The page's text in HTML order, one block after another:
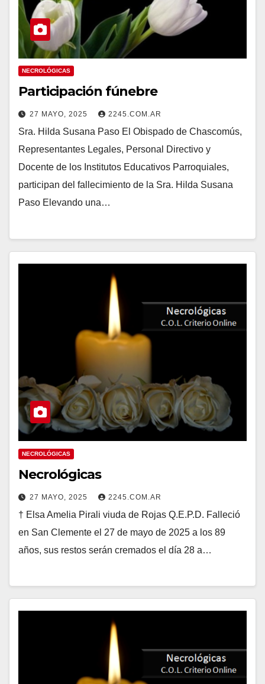
NECROLÓGICAS
Participación fúnebre
27 MAYO, 2025 2245.COM.AR
Sra. Hilda Susana Paso El Obispado de Chascomús,
Representantes Legales, Personal Directivo y
Docente de los Institutos Educativos Parroquiales,
participan del fallecimiento de la Sra. Hilda Susana
Paso Elevando una…
NECROLÓGICAS
Necrológicas
27 MAYO, 2025 2245.COM.AR
† Elsa Amelia Pirali viuda de Rojas Q.E.P.D. Falleció
en San Clemente el 27 de mayo de 2025 a los 89
años, sus restos serán cremados el día 28 a…